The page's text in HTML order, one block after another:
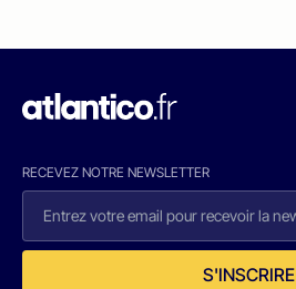
RECEVEZ NOTRE NEWSLETTER
S'INSCRIRE